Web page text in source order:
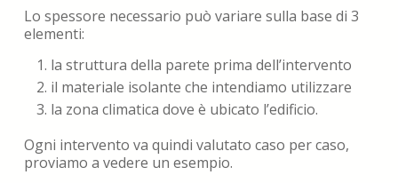
Lo spessore necessario può variare sulla base di 3
elementi:
la struttura della parete prima dell’intervento
il materiale isolante che intendiamo utilizzare
la zona climatica dove è ubicato l’edificio.
Ogni intervento va quindi valutato caso per caso,
proviamo a vedere un esempio.